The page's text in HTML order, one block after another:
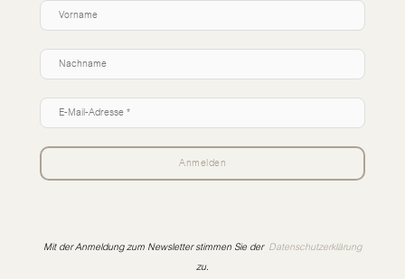
Mit der Anmeldung zum Newsletter stimmen Sie der Datenschutzerklärung
zu.